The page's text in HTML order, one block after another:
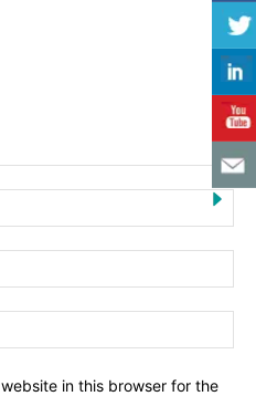
in this browser for the